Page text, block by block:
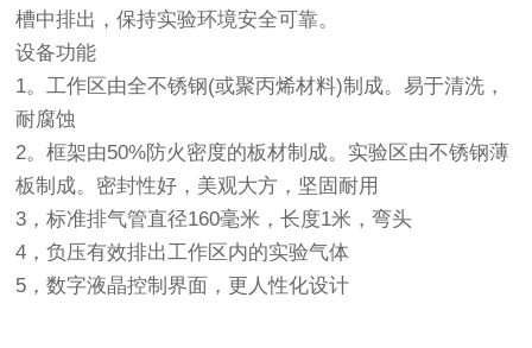
槽中排出，保持实验环境安全可靠。
设备功能
1。工作区由全不锈钢(或聚丙烯材料)制成。易于清洗，
耐腐蚀
2。框架由50%防火密度的板材制成。实验区由不锈钢薄
板制成。密封性好，美观大方，坚固耐用
3，标准排气管直径160毫米，长度1米，弯头
4，负压有效排出工作区内的实验气体
5，数字液晶控制界面，更人性化设计